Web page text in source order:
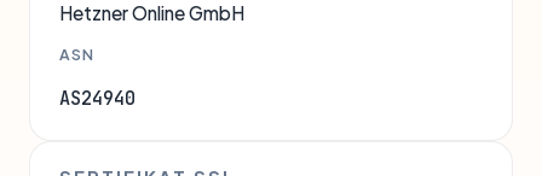
Hetzner Online GmbH
ASN
AS24940